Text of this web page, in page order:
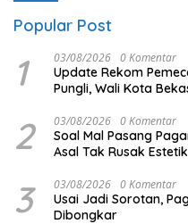
Popular Post
1 03/08/2026 0 Komentar
Update Rekom
Pungli, Wali Kota
2 03/08/2026 0 Komentar
Soal Mal Pasang
Asal Tak Rusak
3 03/08/2026 0 Komentar
Usai Jadi Sorotan,
Dibongkar